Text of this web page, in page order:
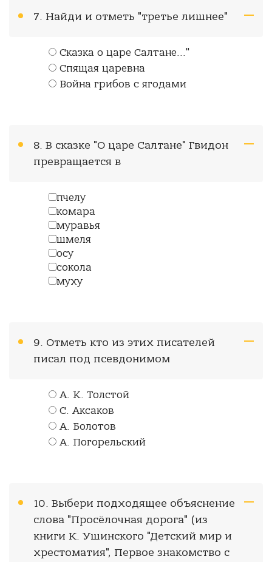
7. Найди и отметь "третье лишнее"
Сказка о царе Салтане..."
Спящая царевна
Война грибов с ягодами
8. В сказке "О царе Салтане" Гвидон
превращается в
пчелу
комара
муравья
шмеля
осу
сокола
муху
9. Отметь кто из этих писателей
писал под псевдонимом
А. К. Толстой
С. Аксаков
А. Болотов
А. Погорельский
10. Выбери подходящее объяснение
слова "Просёлочная дорога" (из
книги К. Ушинского "Детский мир и
хрестоматия", Первое знакомство с